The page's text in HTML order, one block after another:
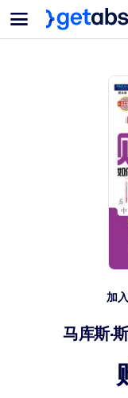
菜单
面向团队与管理
为您的员工配备关
帮助您的管理者为
让团队更轻松地共
培养您的员工应对
面向人工智能系
加
马库斯·